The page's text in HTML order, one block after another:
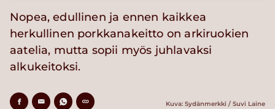
Nopea, edullinen ja ennen kaikkea
herkullinen porkkanakeitto on arkiruokien
aatelia, mutta sopii myös juhlavaksi
alkukeitoksi.
Kuva: Sydänmerkki / Suvi Laine